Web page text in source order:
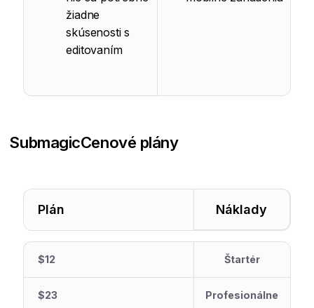
žiadne
skúsenosti s
editovaním
SubmagicCenové plány
Plán Náklady
$12 Štartér
$23 Profesionálne